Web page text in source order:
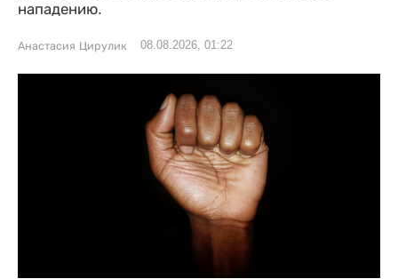
нападению.
Анастасия Цирулик 08.08.2026, 01:22